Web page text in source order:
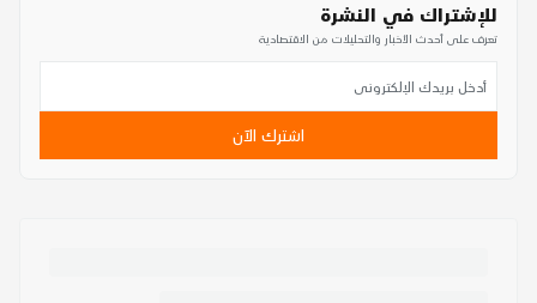
للإشتراك في النشرة
تعرف على أحدث الأخبار والتحليلات من الاقتصادية
اشترك الآن